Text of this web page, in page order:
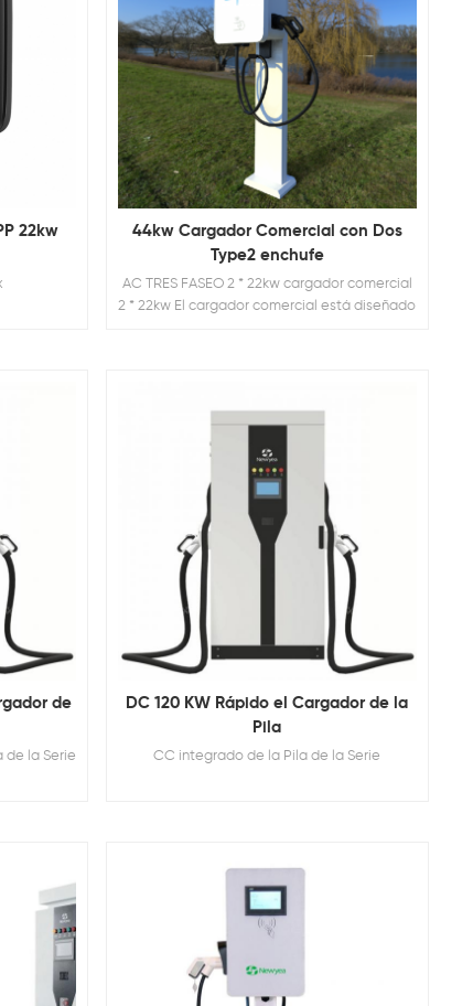
22kw
44kw Cargador Comercial con Dos
Type2 enchufe
AC TRES FASEO 2 * 22kw cargador comercial
2 * 22kw El cargador comercial está diseñado
de
de la Serie
DC 120 KW Rápido el Cargador de la
Pila
CC integrado de la Pila de la Serie